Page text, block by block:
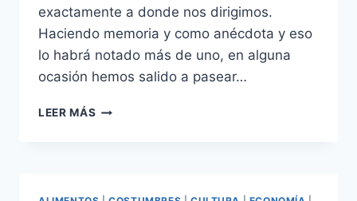
exactamente a donde nos dirigimos.
Haciendo memoria y como anécdota y eso
lo habrá notado más de uno, en alguna
ocasión hemos salido a pasear…
LEER MÁS ¿SOMOS